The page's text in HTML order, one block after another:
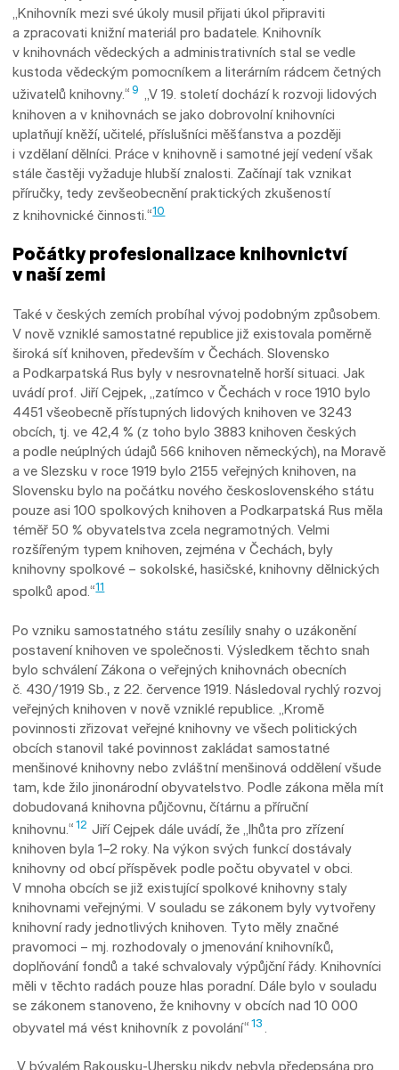
„Knihov­ník mezi své úkoly musil přijati úkol připraviti
a zpracovati knižní materiál pro badatele. Knihovník
v knihovnách vědeckých a administrativních stal se vedle
kustoda vědeckým pomocníkem a literárním rádcem četných
uživatelů knihovny.“ 9 „V 19. století dochází k rozvoji lidových
knihoven a v knihovnách se jako dobrovolní knihovníci
uplatňují kněží, učitelé, příslušníci měšťanstva a později
i vzdělaní dělníci. Práce v knihovně i samotné její vedení však
stále častěji vyžaduje hlubší znalosti. Začínají tak vznikat
příručky, tedy zevšeobecnění praktických zkušeností
z knihovnické činnosti.“10
Počátky profesionalizace knihovnictví
v naší zemi
Také v českých zemích probíhal vývoj podobným způsobem.
V nově vzniklé samostatné republice již existovala poměrně
široká síť knihoven, především v Čechách. Slovensko
a Podkarpatská Rus byly v nesrovnatelně horší situaci. Jak
uvádí prof. Jiří Cejpek, „zatímco v Čechách v roce 1910 bylo
4451 všeobecně přístupných lidových knihoven ve 3243
obcích, tj. ve 42,4 % (z toho bylo 3883 knihoven českých
a podle neúplných údajů 566 knihoven německých), na Moravě
a ve Slezsku v roce 1919 bylo 2155 veřejných knihoven, na
Slovensku bylo na počátku nového československého státu
pouze asi 100 spolkových knihoven a Podkarpatská Rus měla
téměř 50 % obyvatelstva zcela negramotných. Velmi
rozšířeným typem knihoven, zejména v Čechách, byly
knihovny spolkové – sokolské, hasičské, knihov­ny dělnických
spolků apod.“11
Po vzniku samostatného státu zesílily snahy o uzákonění
postavení knihoven ve společnosti. Výsledkem těchto snah
bylo schválení Zákona o veřejných knihovnách obecních
č. 430/1919 Sb., z 22. července 1919. Následoval rychlý rozvoj
veřejných knihoven v nově vzniklé republice. „Kromě
povinnosti zřizovat veřejné knihovny ve všech politických
obcích stanovil také povinnost zakládat samostatné
menšinové knihovny nebo zvláštní menšinová oddělení všude
tam, kde žilo jinonárodní obyvatelstvo. Podle zákona měla mít
dobudovaná knihovna půjčovnu, čítárnu a příruční
knihovnu.“ 12 Jiří Cejpek dále uvádí, že „lhůta pro zřízení
knihoven byla 1–2 roky. Na výkon svých funkcí dostávaly
knihovny od obcí příspěvek podle počtu obyvatel v obci.
V mnoha obcích se již existující spolkové knihovny staly
knihovnami veřejnými. V souladu se zákonem byly vytvořeny
knihovní rady jednotlivých knihoven. Tyto měly značné
pravomoci – mj. rozhodovaly o jmeno­vá­­ní knihovníků,
doplňování fondů a také schvalovaly výpůjční řády. Knihovníci
měli v těchto radách pouze hlas poradní. Dále bylo v souladu
se zákonem stanoveno, že knihovny v obcích nad 10 000
obyvatel má vést knihovník z povolání“ 13
„V bývalém Rakousku-Uhersku nikdy nebyla předepsána pro